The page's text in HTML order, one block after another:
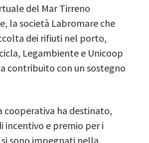
del Mar Tirreno
la società Labromare che
dei rifiuti nel porto,
Legambiente e Unicoop
contribuito con un sostegno
ha destinato,
incentivo e premio per i
sono impegnati nella